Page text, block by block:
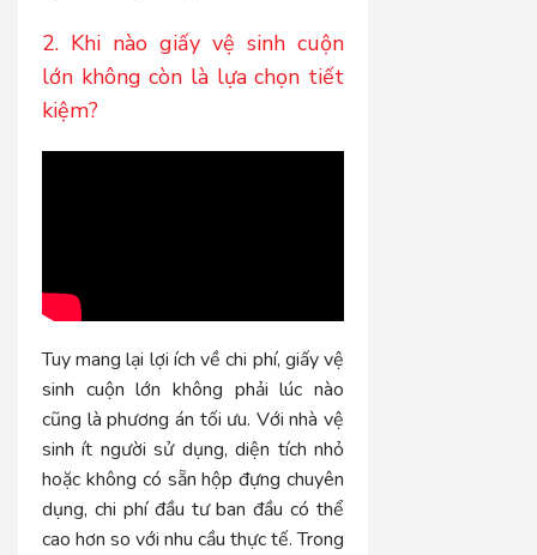
2. Khi nào giấy vệ sinh cuộn
lớn không còn là lựa chọn tiết
kiệm?
Tuy mang lại lợi ích về chi phí, giấy vệ
sinh cuộn lớn không phải lúc nào
cũng là phương án tối ưu. Với nhà vệ
sinh ít người sử dụng, diện tích nhỏ
hoặc không có sẵn hộp đựng chuyên
dụng, chi phí đầu tư ban đầu có thể
cao hơn so với nhu cầu thực tế. Trong